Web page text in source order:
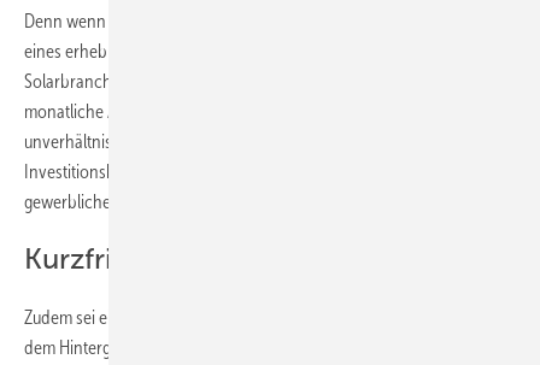
Denn wenn dieses weiter herausgezögert wird, könne sich aufgrund
eines erheblichen Reformstaus das Investitionsklima in der
Solarbranche schnell eintrüben, warnt Körnig. Er nennt vor allem die
monatliche Absenkung von Marktprämien und eine Fülle
unverhältnismäßiger bürokratischer Auflagen als Gründe, die die
Investitionsbereitschaft zunehmend dämpfen, vor allem im
gewerblichen Segment.
Kurzfristige Erfolge sind möglich
Zudem sei ein schnelles und beherztes politisches Handeln auch vor
dem Hintergrund pandemiebedingter längerer Lieferzeiten unbedingt